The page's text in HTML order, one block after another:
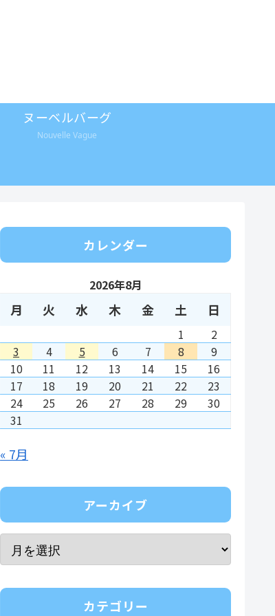
ヌーベルバーグ
Nouvelle Vague
カレンダー
2026年8月
月 火 水 木 金 土 日
1
2
3
4 5 6 7 8
9
10
11 12 13 14 15
16
17
18 19 20 21 22
23
24
25 26 27 28 29
30
31
« 7月
アーカイブ
カテゴリー